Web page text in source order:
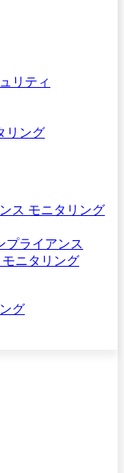
リティ
リング
ス モニタリング
プライアンス
ニタリング
グ